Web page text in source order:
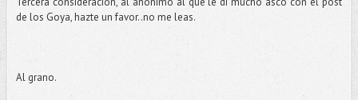
de los Goya, hazte un favor..no me leas.
Al grano.